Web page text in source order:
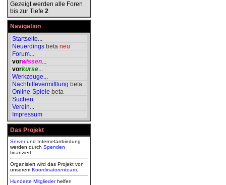
Gezeigt werden alle Foren
bis zur Tiefe 2
Navigation
Startseite...
Neuerdings beta neu
Forum...
vorwissen...
vorkurse...
Werkzeuge...
Nachhilfevermittlung beta...
Online-Spiele beta
Suchen
Verein...
Impressum
Das Projekt
Serverund Internetanbindung
werden durch Spenden
finanziert.
Organisiert wird das Projekt von
unserem Koordinatorenteam
Hunderte Mitgliederhelfen